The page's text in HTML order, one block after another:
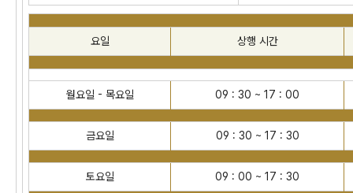
요일 상행 시간
월요일 - 목요일 09 : 30 ~ 17 : 00
금요일 09 : 30 ~ 17 : 30
토요일 09 : 00 ~ 17 : 30